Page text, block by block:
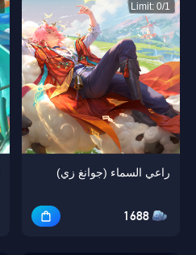
Limit: 0/1
راعي السماء (جوانغ زي)
1688